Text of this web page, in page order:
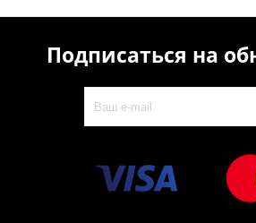
Подписаться на